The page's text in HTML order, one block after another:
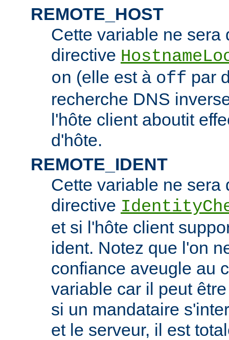
REMOTE_HOST
Cette variable ne sera
directive
on (elle est à off par
recherche DNS
l'hôte client aboutit
d'hôte.
REMOTE_IDENT
Cette variable ne sera
directive
et si l'hôte client
ident. Notez que l'on
confiance aveugle au
variable car il peut
si un mandataire
et le serveur, il est